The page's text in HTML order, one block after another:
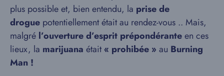
plus possible et, bien entendu, la prise de
drogue potentiellement était au rendez-vous .. Mais,
malgré l’ouverture d’esprit prépondéranteen ces
lieux, la marijuana était« prohibée » au Burning
Man !